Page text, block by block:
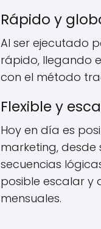
Rápido y
Al ser ejecutado
rápido, llegando
con el método
Flexible y
Hoy en día es
marketing,
secuencias
posible escalar y
mensuales.